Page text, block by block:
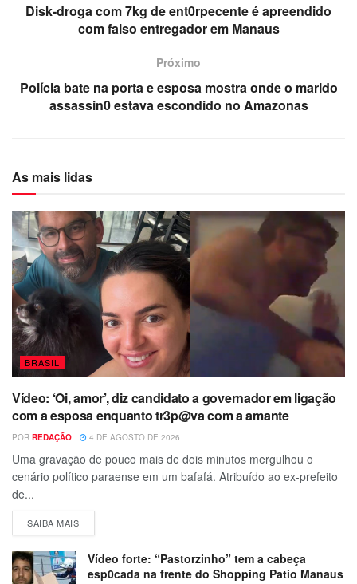
Disk-droga com 7kg de ent0rpecente é apreendido
com falso entregador em Manaus
Próximo
Polícia bate na porta e esposa mostra onde o marido
assassin0 estava escondido no Amazonas
As mais lidas
BRASIL
Vídeo: ‘Oi, amor’, diz candidato a governador em ligação
com a esposa enquanto tr3p@va com a amante
POR REDAÇÃO 4 DE AGOSTO DE 2026
Uma gravação de pouco mais de dois minutos mergulhou o
cenário político paraense em um bafafá. Atribuído ao ex-prefeito
de...
SAIBA MAIS
Vídeo forte: “Pastorzinho” tem a cabeça
esp0cada na frente do Shopping Patio Manaus